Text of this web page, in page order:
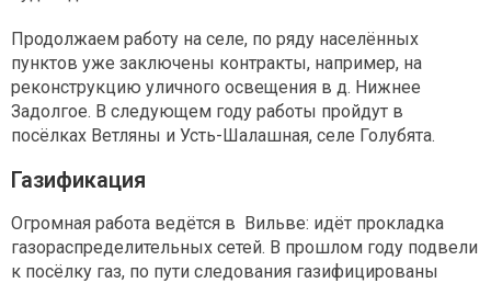
Продолжаем работу на селе, по ряду населённых
пунктов уже заключены контракты, например, на
реконструкцию уличного освещения в д. Нижнее
Задолгое. В следующем году работы пройдут в
посёлках Ветляны и Усть-Шалашная, селе Голубята.
Газификация
Огромная работа ведётся в Вильве: идёт прокладка
газораспределительных сетей. В прошлом году подвели
к посёлку газ, по пути следования газифицированы